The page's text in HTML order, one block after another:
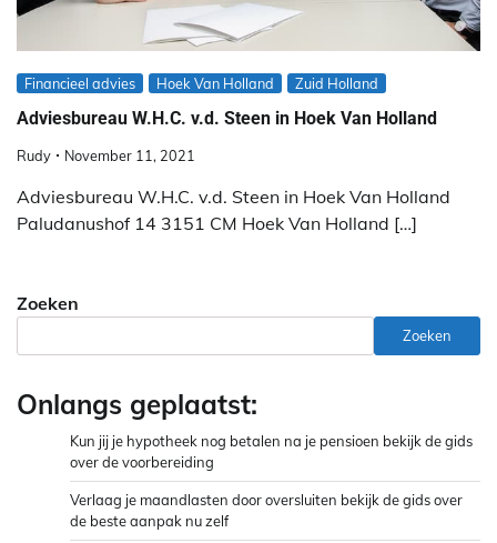
Financieel advies Hoek Van Holland Zuid Holland
Adviesbureau W.H.C. v.d. Steen in Hoek Van Holland
Rudy November 11, 2021
Adviesbureau W.H.C. v.d. Steen in Hoek Van Holland
Paludanushof 14 3151 CM Hoek Van Holland […]
Zoeken
Zoeken
Onlangs geplaatst:
Kun jij je hypotheek nog betalen na je pensioen bekijk de gids
over de voorbereiding
Verlaag je maandlasten door oversluiten bekijk de gids over
de beste aanpak nu zelf